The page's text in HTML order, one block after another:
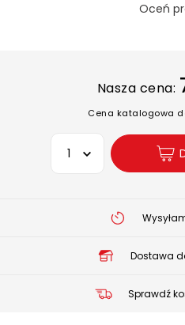
Oceń
Nasza cena:
Cena katalogowa
Wybierz opcję
Dostawa
Sprawdź